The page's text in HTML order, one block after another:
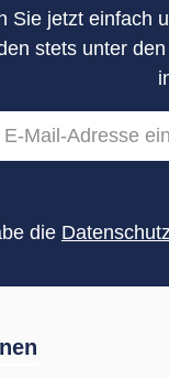
Sie jetzt einfach
stets unter
Mail-
die